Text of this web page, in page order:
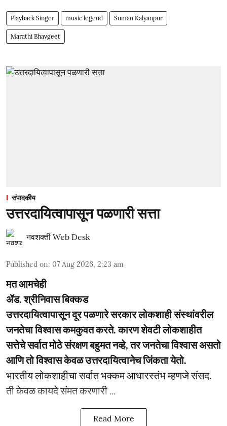
Playback Singer music legend Suman Kalyanpur
Marathi Bhavgeet
संपादकीय
उत्तरदायित्वापासून पळणारी सत्ता
नवशक्ती Web Desk
Published on: 07 Aug 2026, 2:23 am
मत आमचेही
ॲड. श्रीनिवास बिक्कड
उत्तरदायित्वापासून दूर पळणारे सरकार लोकशाही संस्थांवरील
जनतेचा विश्वास कमकुवत करते. कारण शेवटी लोकशाहीत
सत्तेचे सर्वात मोठे संरक्षण बहुमत नव्हे, तर जनतेचा विश्वास असतो
आणि तो विश्वास केवळ उत्तरदायित्वानेच जिंकता येतो.
भारतीय लोकशाहीचा सर्वात भक्कम आधारस्तंभ म्हणजे संसद.
ती केवळ कायदे संमत करणारी ...
Read More